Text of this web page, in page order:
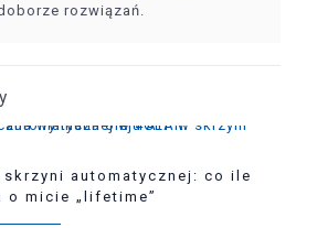
rozwiązań.
skrzyni automatycznej: co ile
o micie „lifetime”